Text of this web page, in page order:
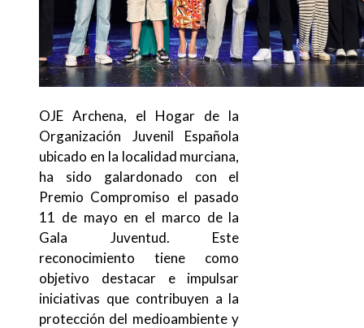
OJE Archena, el Hogar de la
Organización Juvenil Española
ubicado en la localidad murciana,
ha sido galardonado con el
Premio Compromiso el pasado
11 de mayo en el marco de la
Gala Juventud. Este
reconocimiento tiene como
objetivo destacar e impulsar
iniciativas que contribuyen a la
protección del medioambiente y